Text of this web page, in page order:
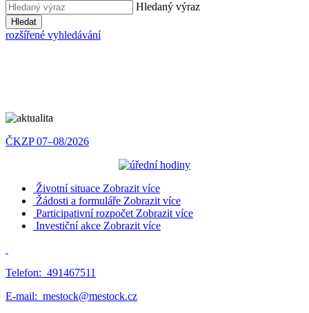
Hledaný výraz
Hledat
rozšířené vyhledávání
ČKZP 07–08/2026
Životní situace Zobrazit více
Žádosti a formuláře Zobrazit více
Participativní rozpočet Zobrazit více
Investiční akce Zobrazit více
Telefon: 491467511
E-mail: mestock@mestock.cz